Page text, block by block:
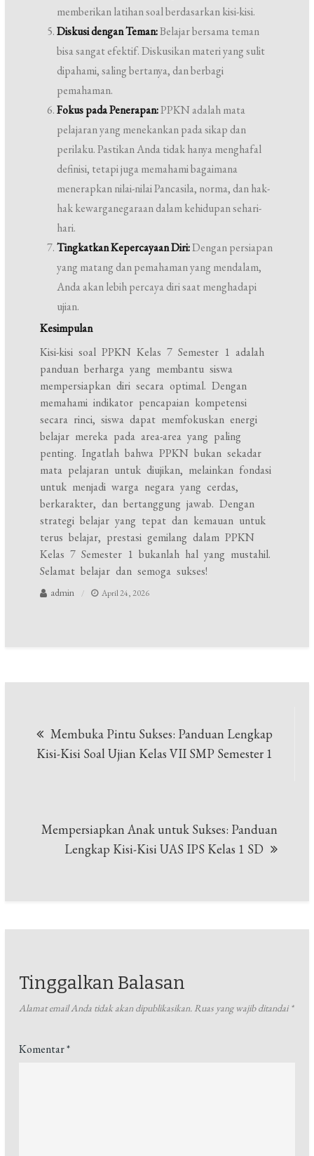
memberikan latihan soal berdasarkan kisi-kisi.
Diskusi dengan Teman:Belajar bersama teman
bisa sangat efektif. Diskusikan materi yang sulit
dipahami, saling bertanya, dan berbagi
pemahaman.
Fokus pada Penerapan:PPKN adalah mata
pelajaran yang menekankan pada sikap dan
perilaku. Pastikan Anda tidak hanya menghafal
definisi, tetapi juga memahami bagaimana
menerapkan nilai-nilai Pancasila, norma, dan hak-
hak kewarganegaraan dalam kehidupan sehari-
hari.
Tingkatkan Kepercayaan Diri:Dengan persiapan
yang matang dan pemahaman yang mendalam,
Anda akan lebih percaya diri saat menghadapi
ujian.
Kesimpulan
Kisi-kisi soal PPKN Kelas 7 Semester 1 adalah
panduan berharga yang membantu siswa
mempersiapkan diri secara optimal. Dengan
memahami indikator pencapaian kompetensi
secara rinci, siswa dapat memfokuskan energi
belajar mereka pada area-area yang paling
penting. Ingatlah bahwa PPKN bukan sekadar
mata pelajaran untuk diujikan, melainkan fondasi
untuk menjadi warga negara yang cerdas,
berkarakter, dan bertanggung jawab. Dengan
strategi belajar yang tepat dan kemauan untuk
terus belajar, prestasi gemilang dalam PPKN
Kelas 7 Semester 1 bukanlah hal yang mustahil.
Selamat belajar dan semoga sukses!
admin April 24, 2026
pos
Membuka Pintu Sukses: Panduan Lengkap
Kisi-Kisi Soal Ujian Kelas VII SMP Semester 1
Mempersiapkan Anak untuk Sukses: Panduan
Lengkap Kisi-Kisi UAS IPS Kelas 1 SD
Tinggalkan Balasan
Alamat email Anda tidak akan dipublikasikan. Ruas yang wajib ditandai *
Komentar*